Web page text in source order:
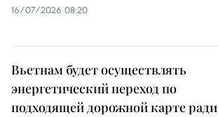
16/07/2026 08:20
Вьетнам будет осуществлять
энергетический переход по
подходящей дорожной карте ради